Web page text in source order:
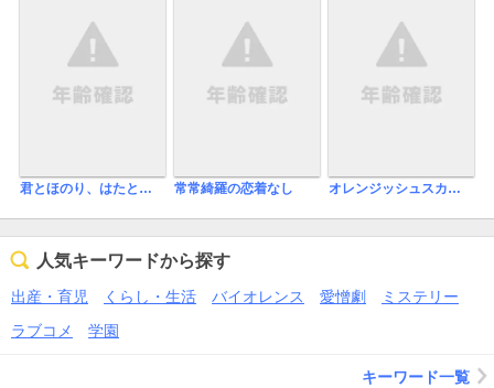
君とほのり、はたとせの間で。 【連載版】 常常綺羅の恋着なし オレンジッシュスカイ【単行本版】
人気キーワードから探す
出産・育児 くらし・生活 バイオレンス 愛憎劇
ミステリー
ラブコメ
学園
キーワード一覧